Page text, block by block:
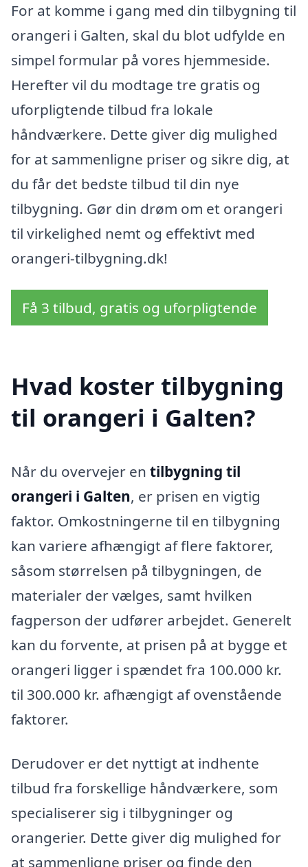
For at komme i gang med din tilbygning til
orangeri i Galten, skal du blot udfylde en
simpel formular på vores hjemmeside.
Herefter vil du modtage tre gratis og
uforpligtende tilbud fra lokale
håndværkere. Dette giver dig mulighed
for at sammenligne priser og sikre dig, at
du får det bedste tilbud til din nye
tilbygning. Gør din drøm om et orangeri
til virkelighed nemt og effektivt med
orangeri-tilbygning.dk!
Få 3 tilbud, gratis og uforpligtende
Hvad koster tilbygning
til orangeri i Galten?
Når du overvejer en tilbygning til
orangeri i Galten, er prisen en vigtig
faktor. Omkostningerne til en tilbygning
kan variere afhængigt af flere faktorer,
såsom størrelsen på tilbygningen, de
materialer der vælges, samt hvilken
fagperson der udfører arbejdet. Generelt
kan du forvente, at prisen på at bygge et
orangeri ligger i spændet fra 100.000 kr.
til 300.000 kr. afhængigt af ovenstående
faktorer.
Derudover er det nyttigt at indhente
tilbud fra forskellige håndværkere, som
specialiserer sig i tilbygninger og
orangerier. Dette giver dig mulighed for
at sammenligne priser og finde den